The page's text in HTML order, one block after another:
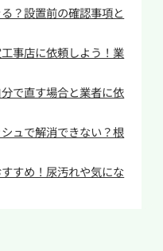
の原因となります。
には何回かに分け
らせないようにしま
ことです。タンク内
量を減らしたり、大
流す、数回分をまと
はつまりの原因とな
にも良くないのでし
？設置前の確認事項と
事店に依頼しよう！業
で直す場合と業者に依
ュで解消できない？根
すめ！尿汚れや気にな